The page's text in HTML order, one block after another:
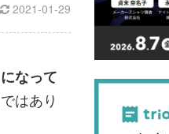
マ
ガ
録
す
2021-01-29
なって
はあり